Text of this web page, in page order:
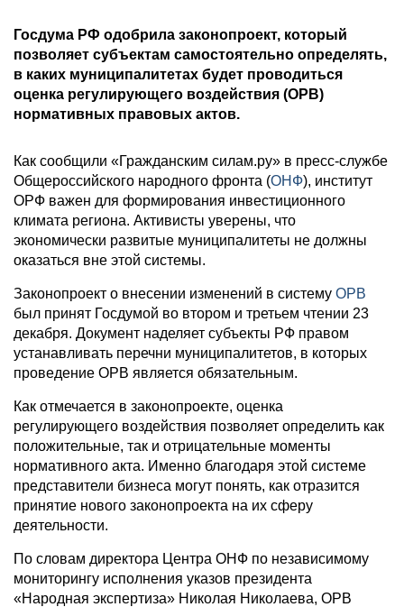
Госдума РФ одобрила законопроект, который
позволяет субъектам самостоятельно определять,
в каких муниципалитетах будет проводиться
оценка регулирующего воздействия (ОРВ)
нормативных правовых актов.
Как сообщили «Гражданским силам.ру» в пресс-службе
Общероссийского народного фронта (ОНФ), институт
ОРФ важен для формирования инвестиционного
климата региона. Активисты уверены, что
экономически развитые муниципалитеты не должны
оказаться вне этой системы.
Законопроект о внесении изменений в систему ОРВ
был принят Госдумой во втором и третьем чтении 23
декабря. Документ наделяет субъекты РФ правом
устанавливать перечни муниципалитетов, в которых
проведение ОРВ является обязательным.
Как отмечается в законопроекте, оценка
регулирующего воздействия позволяет определить как
положительные, так и отрицательные моменты
нормативного акта. Именно благодаря этой системе
представители бизнеса могут понять, как отразится
принятие нового законопроекта на их сферу
деятельности.
По словам директора Центра ОНФ по независимому
мониторингу исполнения указов президента
«Народная экспертиза» Николая Николаева, ОРВ